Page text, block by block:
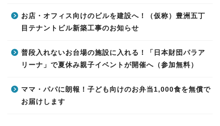
お店・オフィス向けのビルを建設へ！（仮称）豊洲五丁
目テナントビル新築工事のお知らせ
普段入れないお台場の施設に入れる！「日本財団パラア
リーナ」で夏休み親子イベントが開催へ（参加無料）
ママ・パパに朗報！子ども向けのお弁当1,000食を無償で
お届けします